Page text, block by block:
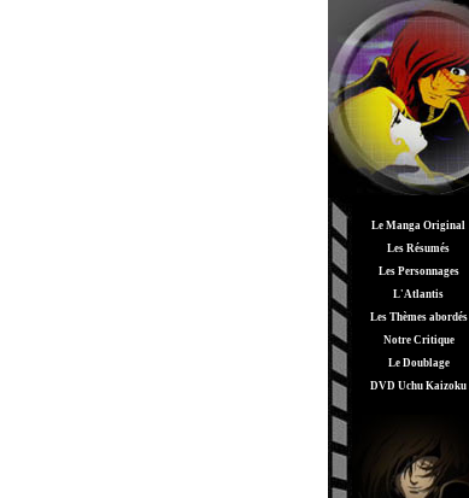
Le Manga Original
Les Résumés
Les Personnages
L'Atlantis
Les Thèmes abordés
Notre Critique
Le Doublage
DVD Uchu Kaizoku